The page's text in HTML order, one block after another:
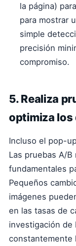
la página)
para mostrar
simple
precisión
compromiso.
5. Realiza
optimiza los
Incluso el pop-
Las pruebas A/
fundamentales
Pequeños
imágenes
en las tasas de
investigación de
constantemente